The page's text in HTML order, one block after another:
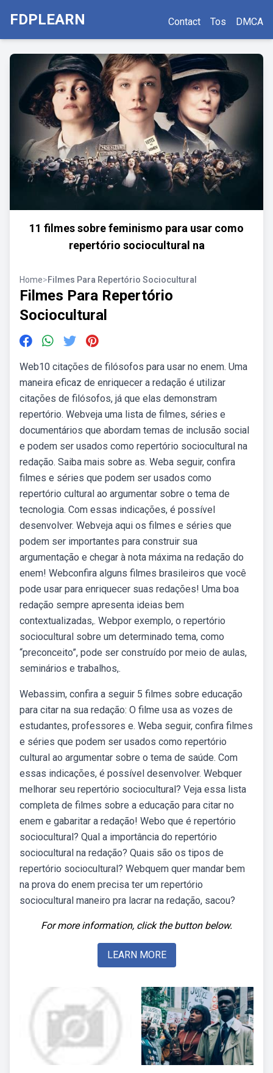
FDPLEARN Contact Tos DMCA
11 filmes sobre feminismo para usar como
repertório sociocultural na
Home>Filmes Para Repertório Sociocultural
Filmes Para Repertório
Sociocultural
Web10 citações de filósofos para usar no enem. Uma
maneira eficaz de enriquecer a redação é utilizar
citações de filósofos, já que elas demonstram
repertório. Webveja uma lista de filmes, séries e
documentários que abordam temas de inclusão social
e podem ser usados como repertório sociocultural na
redação. Saiba mais sobre as. Weba seguir, confira
filmes e séries que podem ser usados como
repertório cultural ao argumentar sobre o tema de
tecnologia. Com essas indicações, é possível
desenvolver. Webveja aqui os filmes e séries que
podem ser importantes para construir sua
argumentação e chegar à nota máxima na redação do
enem! Webconfira alguns filmes brasileiros que você
pode usar para enriquecer suas redações! Uma boa
redação sempre apresenta ideias bem
contextualizadas,. Webpor exemplo, o repertório
sociocultural sobre um determinado tema, como
“preconceito”, pode ser construído por meio de aulas,
seminários e trabalhos,.
Webassim, confira a seguir 5 filmes sobre educação
para citar na sua redação: O filme usa as vozes de
estudantes, professores e. Weba seguir, confira filmes
e séries que podem ser usados como repertório
cultural ao argumentar sobre o tema de saúde. Com
essas indicações, é possível desenvolver. Webquer
melhorar seu repertório sociocultural? Veja essa lista
completa de filmes sobre a educação para citar no
enem e gabaritar a redação! Webo que é repertório
sociocultural? Qual a importância do repertório
sociocultural na redação? Quais são os tipos de
repertório sociocultural? Webquem quer mandar bem
na prova do enem precisa ter um repertório
sociocultural maneiro pra lacrar na redação, sacou?
For more information, click the button below.
LEARN MORE